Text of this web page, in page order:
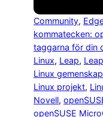
Community,
kommatecken:
taggarna för din
Linux, Leap,
Linux gemenskap
Linux projekt,
Novell,
openSUSE